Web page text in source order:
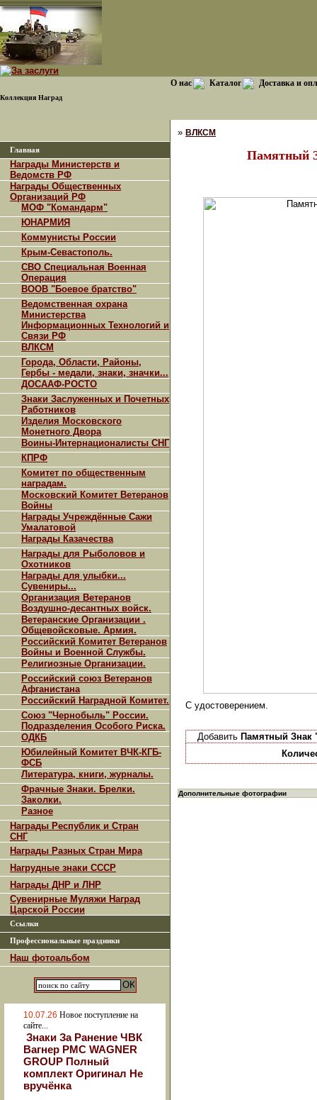
Коллекция Наград
О нас Каталог Доставка и
Главная
Награды Министерств и
Ведомств РФ
Награды Общественных
Организаций РФ
МОФ "Командарм"
ЮНАРМИЯ
Коммунисты России
Крым-Севастополь.
СВО Специальная Военная
Операция
ВООВ "Боевое братство"
Ведомственная охрана
Министерства
Информационных Технологий и
Связи РФ
ВЛКСМ
Города, Области, Районы,
Гербы - медали, знаки, значки...
ДОСААФ-РОСТО
Знаки Заслуженных и Почетных
Работников
Изделия Московского
Монетного Двора
Воины-Интернационалисты СНГ
КПРФ
Комитет по общественным
наградам.
Московский Комитет Ветеранов
Войны
Награды Учреждённые Сажи
Умалатовой
Награды Казачества
Награды для Рыболовов и
Охотников
Награды для улыбки...
Сувениры...
Организация Ветеранов
Воздушно-десантных войск.
Ветеранские Организации .
Общевойсковые. Армия.
Российский Комитет Ветеранов
Войны и Военной Службы.
Религиозные Организации.
Российский союз Ветеранов
Афганистана
Российский Наградной Комитет.
Союз "Чернобыль" России.
Подразделения Особого Риска.
ОДКБ
Юбилейный Комитет ВЧК-КГБ-
ФСБ
Литература, книги, журналы.
Фрачные Знаки. Брелки.
Заколки.
Разное
Награды Республик и Стран
СНГ
Награды Разных Стран Мира
Нагрудные знаки СССР
Награды ДНР и ЛНР
Сувенирные Муляжи Наград
Царской России
Ссылки
Профессиональные праздники
Наш фотоальбом
10.07.26 Новое поступление на
сайте...
Знаки За Ранение ЧВК
Вагнер РМС WAGNER
GROUP Полный
комплект Оригинал Не
вручёнка
» ВЛКСМ
Памятный
С удостоверением.
Добавить Памятный Знак
Дополнительные фотографии